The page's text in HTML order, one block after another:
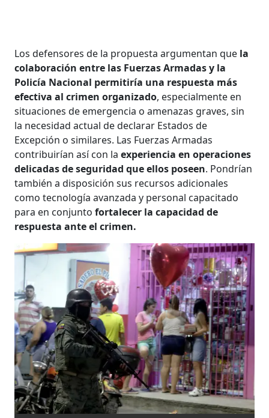
Los defensores de la propuesta argumentan que la
colaboración entre las Fuerzas Armadas y la
Policía Nacional permitiría una respuesta más
efectiva al crimen organizado, especialmente en
situaciones de emergencia o amenazas graves, sin
la necesidad actual de declarar Estados de
Excepción o similares. Las Fuerzas Armadas
contribuirían así con laexperiencia en operaciones
delicadas de seguridad que ellos poseen. Pondrían
también a disposición sus recursos adicionales
como tecnología avanzada y personal capacitado
para en conjunto fortalecer la capacidad de
respuesta ante el crimen.